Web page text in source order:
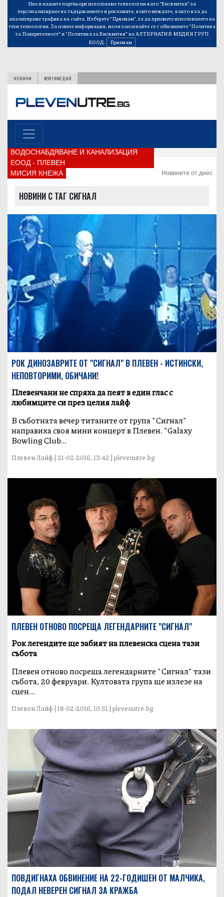
Ние и нашите партньори използваме технологии като “Бисквитки” за
персонализиране на съдържанието и рекламите, които виждате, както и за да
анализираме трафика на сайта. Изберете “Приемам”, за да приемете използването на
тези технологии. За повече информация, моля запознайте се с обновените“Политика
за Поверителност”и“Политика за Бисквитки”на АЛТЕРНАТИВ МЕДИЯ ГРУП
ЕООД.
Приемам
НОВИНИ МУЛТИМЕДИЯ
ВОДОСНАБДЯВАНЕ И КАНАЛИЗАЦИЯ
ЕООД - ПЛЕВЕН
МИСИЯ КНЕЖА
Новините от днес
НОВИНИ С ТАГ СИГНАЛ
РОК ДИНОЗАВРИТЕ ОТ "СИГНАЛ" В ПЛЕВЕН - ИСТИНСКИ,
НЕПОВТОРИМИ, ОБИЧАНИ!
Плевенчани не спряха да пеят в един глас с
любимците си през целия лайф
В съботната вечер титаните от група "Сигнал"
направиха своя мини концерт в Плевен. "Galaxy
Bowling Club...
Плевен Лайф | 21-02-2016, 13:42 | plevenutre.bg
ПЛЕВЕН ОТНОВО ПОСРЕЩА ЛЕГЕНДАРНИТЕ "СИГНАЛ"
Рок легендите ще забият на плевенска сцена тази
събота
Плевен отново посреща легендарните "Сигнал" тази
събота, 20 февруари. Култовата група ще излезе на
сцен...
Плевен Лайф | 18-02-2016, 10:51 | plevenutre.bg
ПОВДИГНАХА ОБВИНЕНИЕ НА 22-ГОДИШЕН ОТ МАЛЧИКА,
ПОДАЛ НЕВЕРЕН СИГНАЛ ЗА КРАЖБА